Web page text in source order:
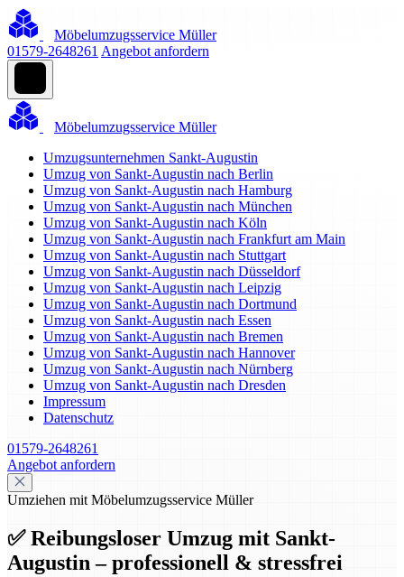
Möbelumzugsservice Müller
01579-2648261 Angebot anfordern
Möbelumzugsservice Müller
Umzugsunternehmen Sankt-Augustin
Umzug von Sankt-Augustin nach Berlin
Umzug von Sankt-Augustin nach Hamburg
Umzug von Sankt-Augustin nach München
Umzug von Sankt-Augustin nach Köln
Umzug von Sankt-Augustin nach Frankfurt am Main
Umzug von Sankt-Augustin nach Stuttgart
Umzug von Sankt-Augustin nach Düsseldorf
Umzug von Sankt-Augustin nach Leipzig
Umzug von Sankt-Augustin nach Dortmund
Umzug von Sankt-Augustin nach Essen
Umzug von Sankt-Augustin nach Bremen
Umzug von Sankt-Augustin nach Hannover
Umzug von Sankt-Augustin nach Nürnberg
Umzug von Sankt-Augustin nach Dresden
Impressum
Datenschutz
01579-2648261
Angebot anfordern
Umziehen mit Möbelumzugsservice Müller
✅ Reibungsloser Umzug mit Sankt-
Augustin – professionell & stressfrei